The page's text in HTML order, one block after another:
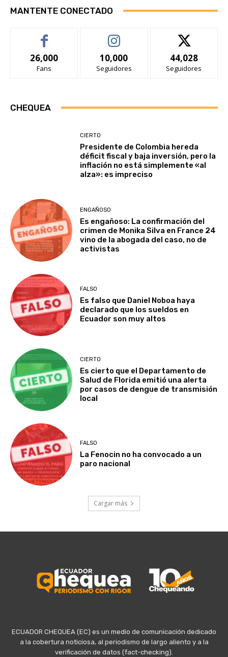
MANTENTE CONECTADO
26,000
Fans
10,000
Seguidores
44,028
Seguidores
CHEQUEA
CIERTO
Presidente de Colombia hereda
déficit fiscal y baja inversión, pero la
inflación no está simplemente «al
alza»: es impreciso
ENGAÑOSO
Es engañoso: La confirmación del
crimen de Monika Silva en France 24
vino de la abogada del caso, no de
activistas
FALSO
Es falso que Daniel Noboa haya
declarado que los sueldos en
Ecuador son muy altos
CIERTO
Es cierto que el Departamento de
Salud de Florida emitió una alerta
por casos de dengue de transmisión
local
FALSO
La Fenocin no ha convocado a un
paro nacional
Cargar más
ECUADOR CHEQUEA (EC) es un medio de comunicación dedicado
a la cobertura noticiosa, al periodismo de largo aliento y a la
verificación de datos (fact-checking).